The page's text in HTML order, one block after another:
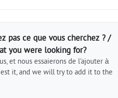
pas ce que vous cherchez ? /
you were looking for?
et nous essaierons de l'ajouter à
it, and we will try to add it to the